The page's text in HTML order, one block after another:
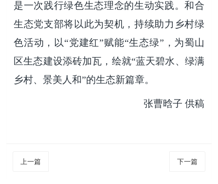
是一次践行绿色生态理念的生动实践。和合
生态党支部将以此为契机，持续助力乡村绿
色活动，以“党建红”赋能“生态绿”，为蜀山
区生态建设添砖加瓦，绘就“蓝天碧水、绿满
乡村、景美人和”的生态新篇章。
张曹晗子 供稿
上一篇 下一篇